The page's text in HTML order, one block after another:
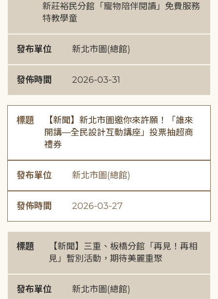
新莊裕民分館「寵物陪伴閱讀」免費服務
特教學童
發布單位 新北市圖(總館)
發佈時間 2026-03-31
標題
【新聞】新北市圖邀你來許願！「誰來
開講—全民設計互動講座」投票抽超商
禮券
發布單位 新北市圖(總館)
發佈時間 2026-03-27
標題
【新聞】三重、板橋分館「再見！再相
見」暫別活動，期待美麗重聚
發布單位 新北市圖(總館)